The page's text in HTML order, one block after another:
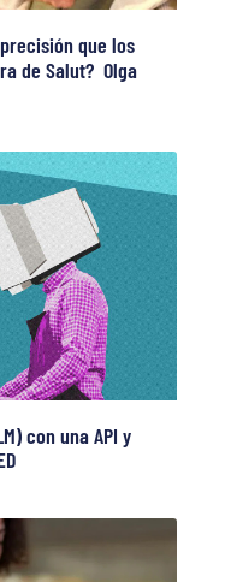
que los
de Salut? Olga
con una API y